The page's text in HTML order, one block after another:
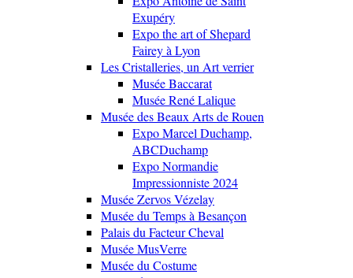
Exupéry
Expo the art of Shepard
Fairey à Lyon
Les Cristalleries, un Art verrier
Musée Baccarat
Musée René Lalique
Musée des Beaux Arts de Rouen
Expo Marcel Duchamp,
ABCDuchamp
Expo Normandie
Impressionniste 2024
Musée Zervos Vézelay
Musée du Temps à Besançon
Palais du Facteur Cheval
Musée MusVerre
Musée du Costume